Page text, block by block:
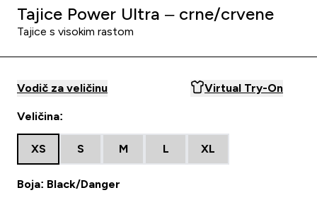
Tajice Power Ultra – crne/crvene
Tajice s visokim rastom
Vodič za veličinu Virtual Try-On
Veličina:
XS S M L XL
Boja: Black/Danger